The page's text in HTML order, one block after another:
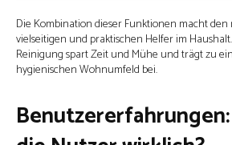
Die Kombination dieser Funktionen macht
vielseitigen und praktischen Helfer im
Reinigung spart Zeit und Mühe und trägt zu
hygienischen Wohnumfeld bei.